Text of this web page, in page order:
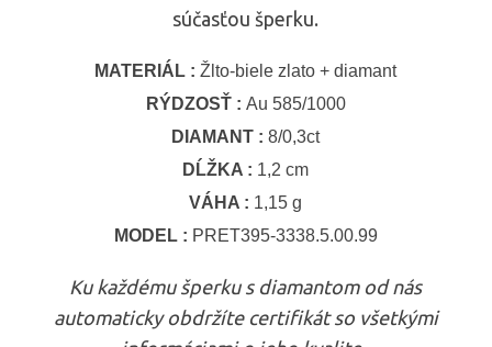
súčasťou šperku.
MATERIÁL : Žlto-biele zlato + diamant
RÝDZOSŤ : Au 585/1000
DIAMANT : 8/0,3ct
DĹŽKA : 1,2 cm
VÁHA : 1,15 g
MODEL : PRET395-3338.5.00.99
Ku každému šperku s diamantom od nás
automaticky obdržíte certifikát so všetkými